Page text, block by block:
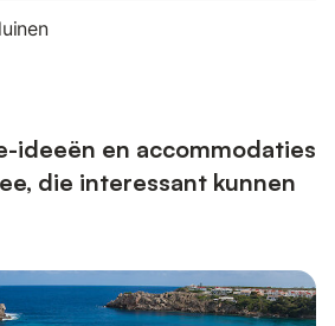
ideeën en accommodaties
die interessant kunnen